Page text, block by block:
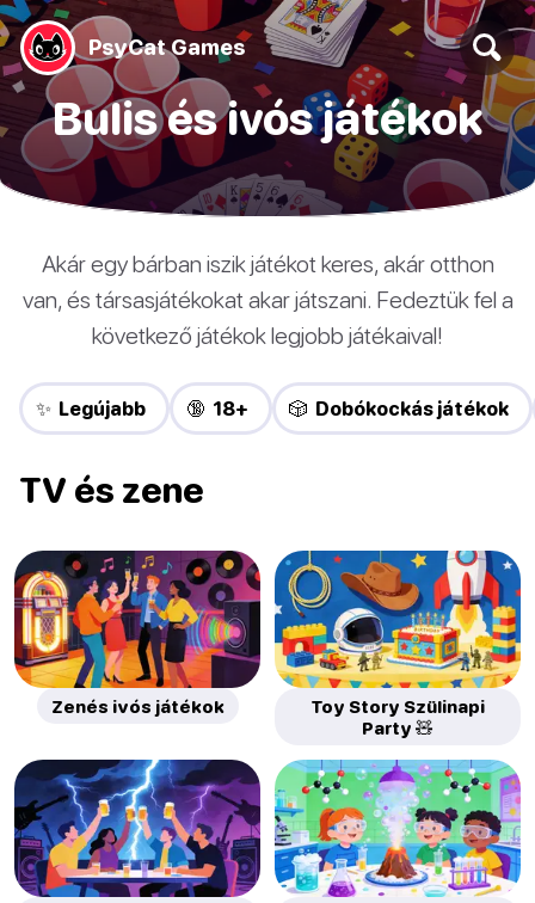
PsyCat Games
Bulis és ivós játékok
Akár egy bárban iszik játékot keres, akár otthon
van, és társasjátékokat akar játszani. Fedeztük fel a
következő játékok legjobb játékaival!
✨ Legújabb 🔞 18+ 🎲 Dobókockás játékok
TV és zene
Zenés ivós játékok
Toy Story Szülinapi
Party 🧸